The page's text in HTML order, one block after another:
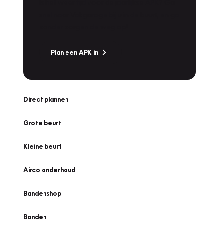
Plan een APK in
Direct plannen
Grote beurt
Kleine beurt
Airco onderhoud
Bandenshop
Banden